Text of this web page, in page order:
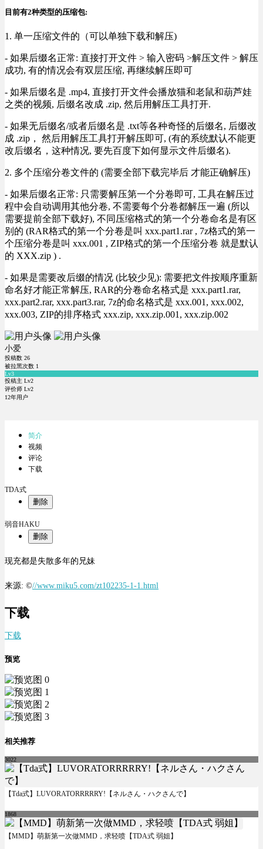
目前有2种类型的压缩包:
1. 单一压缩文件的（可以单独下载和解压)
- 如果后缀名正常: 直接打开文件 > 输入密码 >解压文件 > 解压
成功, 有的情况会有双层压缩, 再继续解压即可
- 如果后缀名是 .mp4, 直接打开文件会播放猫和老鼠和葫芦娃
之类的视频, 后缀名改成 .zip, 然后用解压工具打开.
- 如果无后缀名/或者后缀名是 .txt等各种奇怪的后缀名, 后缀改
成 .zip， 然后用解压工具打开解压即可, (有的系统默认不能更
改后缀名，这种情况, 要先百度下如何显示文件后缀名).
2. 多个压缩分卷文件的 (需要全部下载完毕后 才能正确解压)
- 如果后缀名正常: 只需要解压第一个分卷即可, 工具在解压过
程中会自动调用其他分卷, 不需要每个分卷都解压一遍 (所以
需要提前全部下载好), 不同压缩格式的第一个分卷命名是有区
别的 (RAR格式的第一个分卷是叫 xxx.part1.rar , 7z格式的第一
个压缩分卷是叫 xxx.001 , ZIP格式的第一个压缩分卷 就是默认
的 XXX.zip ) .
- 如果是需要改后缀的情况 (比较少见): 需要把文件按顺序重新
命名好才能正常解压, RAR的分卷命名格式是 xxx.part1.rar,
xxx.part2.rar, xxx.part3.rar, 7z的命名格式是 xxx.001, xxx.002,
xxx.003, ZIP的排序格式 xxx.zip, xxx.zip.001, xxx.zip.002
小爱
投稿数 26
被拉黑次数 1
Lv3
投稿主 Lv2
评价师 Lv2
12年用户
简介
视频
评论
下载
TDA式
删除
弱音HAKU
删除
现充都是失散多年的兄妹
来源: ©//www.miku5.com/zt102235-1-1.html
下载
下载
预览
相关推荐
3022
【Tda式】LUVORATORRRRRY!【ネルさん・ハクさんで】
1868
【MMD】萌新第一次做MMD，求轻喷【TDA式 弱姐】